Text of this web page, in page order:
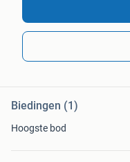
Biedingen (1)
Hoogste bod